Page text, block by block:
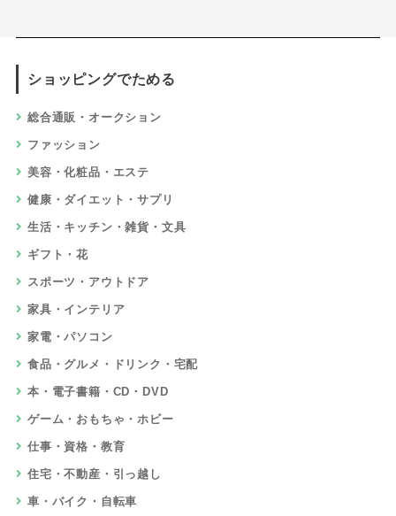
ショッピングでためる
総合通販・オークション
ファッション
美容・化粧品・エステ
健康・ダイエット・サプリ
生活・キッチン・雑貨・文具
ギフト・花
スポーツ・アウトドア
家具・インテリア
家電・パソコン
食品・グルメ・ドリンク・宅配
本・電子書籍・CD・DVD
ゲーム・おもちゃ・ホビー
仕事・資格・教育
住宅・不動産・引っ越し
車・バイク・自転車